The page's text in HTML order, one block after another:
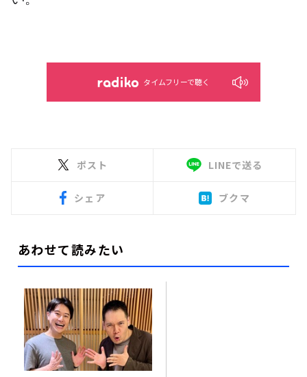
タイムフリーで聴く
ポスト LINEで送る
シェア ブクマ
あわせて読みたい